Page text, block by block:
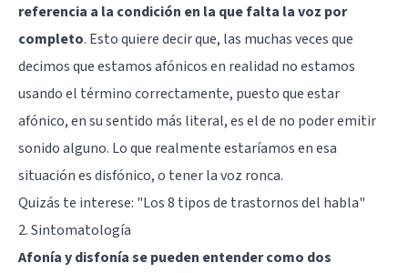
referencia a la condición en la que falta la voz por
completo. Esto quiere decir que, las muchas veces que
decimos que estamos afónicos en realidad no estamos
usando el término correctamente, puesto que estar
afónico, en su sentido más literal, es el de no poder emitir
sonido alguno. Lo que realmente estaríamos en esa
situación es disfónico, o tener la voz ronca.
Quizás te interese: "Los 8 tipos de trastornos del habla"
2. Sintomatología
Afonía y disfonía se pueden entender como dos